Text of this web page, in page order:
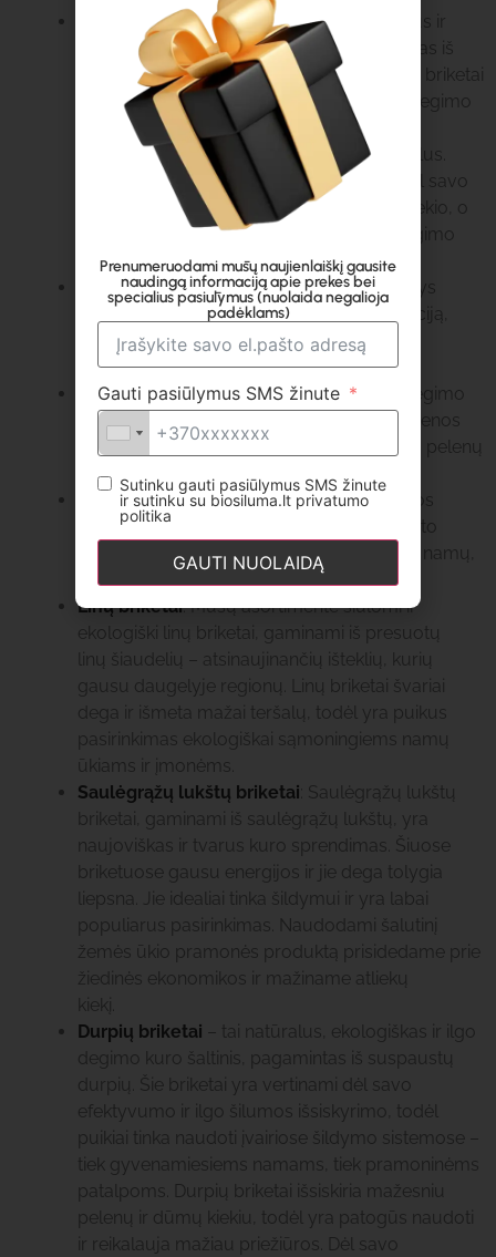
Mišrios medienos briketai– tai universalus ir
ekonomiškas kuro pasirinkimas, pagamintas iš
įvairių rūšių medienos pjuvenų mišinio. Šie briketai
pasižymi geru šilumos išsiskyrimu ir ilgu degimo
laiku, todėl puikiai tinka įvairioms šildymo
sistemoms, įskaitant krosnis, židinius ir katilus.
Mišrios medienos briketai yra vertinami dėl savo
greito užsidegimo ir minimalaus pelenų kiekio, o
tai reiškia mažiau priežiūros ir švaresnį degimo
procesą.
Pini Kay briketai: Itin tankūs briketai, turintys
centrinę skylutę, kuri pagerina oro cirkuliaciją,
užtikrinant ilgą degimą ir švarų šilumos
išsiskyrimą.
Nestro briketai: Cilindrinės formos, ilgo degimo
laiko briketai, gaminami iš suspaustų medienos
pjuvenų, pasižymi efektyvumu ir nedideliu pelenų
kiekiu.
RUF briketai: Kompaktiški ir standartizuotos
formos briketai, pagaminti naudojant aukšto
slėgio presus, yra puikus pasirinkimas tiek namų,
tiek pramoniniam šildymui.
Linų briketai: Mūsų asortimente siūlomi ir
ekologiški linų briketai, gaminami iš presuotų
linų šiaudelių – atsinaujinančių išteklių, kurių
gausu daugelyje regionų. Linų briketai švariai
dega ir išmeta mažai teršalų, todėl yra puikus
pasirinkimas ekologiškai sąmoningiems namų
ūkiams ir įmonėms.
Saulėgrąžų lukštų briketai: Saulėgrąžų lukštų
briketai, gaminami iš saulėgrąžų lukštų, yra
naujoviškas ir tvarus kuro sprendimas. Šiuose
briketuose gausu energijos ir jie dega tolygia
liepsna. Jie idealiai tinka šildymui ir yra labai
populiarus pasirinkimas. Naudodami šalutinį
žemės ūkio pramonės produktą prisidedame prie
žiedinės ekonomikos ir mažiname atliekų
kiekį.
Durpių briketai – tai natūralus, ekologiškas ir ilgo
degimo kuro šaltinis, pagamintas iš suspaustų
durpių. Šie briketai yra vertinami dėl savo
efektyvumo ir ilgo šilumos išsiskyrimo, todėl
puikiai tinka naudoti įvairiose šildymo sistemose –
tiek gyvenamiesiems namams, tiek pramoninėms
patalpoms. Durpių briketai išsiskiria mažesniu
pelenų ir dūmų kiekiu, todėl yra patogūs naudoti
ir reikalauja mažiau priežiūros. Dėl savo
Prenumeruodami mūsų naujienlaiškį gausite
naudingą informaciją apie prekes bei
specialius pasiūlymus (nuolaida negalioja
padėklams)
Gauti pasiūlymus SMS žinute
Sutinku gauti pasiūlymus SMS žinute
ir sutinku su biosiluma.lt privatumo
politika
GAUTI NUOLAIDĄ